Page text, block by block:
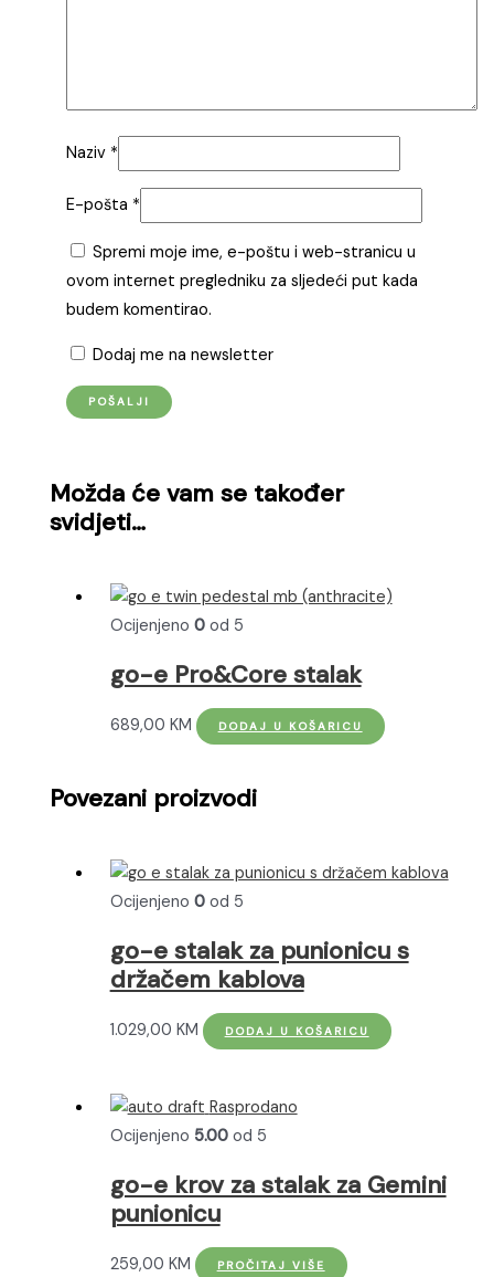
Naziv *
E-pošta *
Spremi moje ime, e-poštu i web-stranicu u
ovom internet pregledniku za sljedeći put kada
budem komentirao.
Dodaj me na newsletter
Možda će vam se također
svidjeti…
Ocijenjeno 0od 5
go-e Pro&Core stalak
689,00 KM DODAJ U KOŠARICU
Povezani proizvodi
Ocijenjeno 0od 5
go-e stalak za punionicu s
držačem kablova
1.029,00 KM DODAJ U KOŠARICU
Rasprodano
Ocijenjeno 5.00od 5
go-e krov za stalak za Gemini
punionicu
259,00 KM PROČITAJ VIŠE